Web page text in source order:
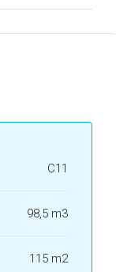
C11
98,5 m3
115 m2